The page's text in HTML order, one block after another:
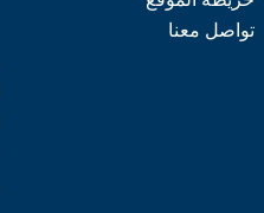
تواصل معنا